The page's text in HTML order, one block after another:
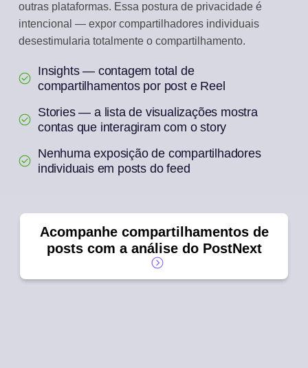
outras plataformas. Essa postura de privacidade é
intencional — expor compartilhadores individuais
desestimularia totalmente o compartilhamento.
Insights — contagem total de
compartilhamentos por post e Reel
Stories — a lista de visualizações mostra
contas que interagiram com o story
Nenhuma exposição de compartilhadores
individuais em posts do feed
Acompanhe compartilhamentos de
posts com a análise do PostNext